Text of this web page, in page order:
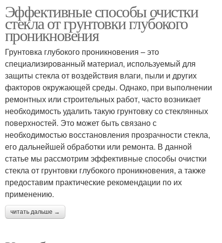
Эффективные способы очистки
стекла от грунтовки глубокого
проникновения
Грунтовка глубокого проникновения – это
специализированный материал, используемый для
защиты стекла от воздействия влаги, пыли и других
факторов окружающей среды. Однако, при выполнении
ремонтных или строительных работ, часто возникает
необходимость удалить такую грунтовку со стеклянных
поверхностей. Это может быть связано с
необходимостью восстановления прозрачности стекла,
его дальнейшей обработки или ремонта. В данной
статье мы рассмотрим эффективные способы очистки
стекла от грунтовки глубокого проникновения, а также
предоставим практические рекомендации по их
применению.
читать дальше →